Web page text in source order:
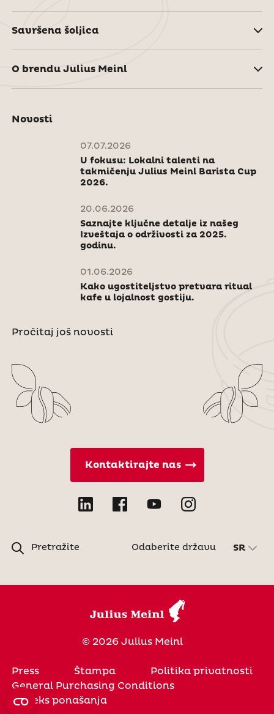
Savršena šoljica
O brendu Julius Meinl
Novosti
07.07.2026
U fokusu: Lokalni talenti na
takmičenju Julius Meinl Barista Cup
2026.
20.06.2026
Saznajte ključne detalje iz našeg
Izveštaja o održivosti za 2025.
godinu.
01.06.2026
Kako ugostiteljstvo pretvara ritual
kafe u lojalnost gostiju.
Pročitaj još novosti
Pretražite
Kontaktirajte nas
Odaberite državu SR
© 2026 Julius Meinl
Press Štampa
Politika privatnosti
General Purchasing Conditions
Kodeks ponašanja